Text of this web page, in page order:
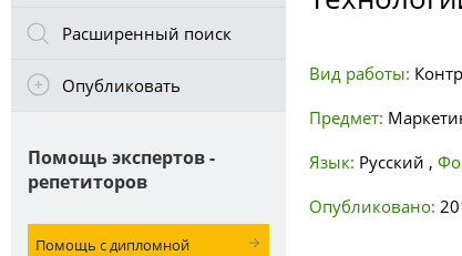
Расширенный поиск
Опубликовать
Помощь экспертов -
репетиторов
Помощь с дипломной
Вид работы:
Предмет:
Язык: Русский ,
Опубликовано: